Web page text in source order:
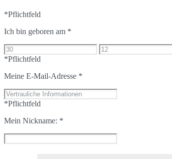
*Pflichtfeld
Ich bin geboren am *
*Pflichtfeld
Meine E-Mail-Adresse *
*Pflichtfeld
Mein Nickname: *